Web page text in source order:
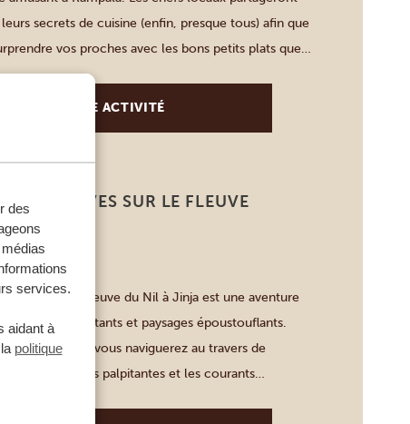
des
services.
aidant à
politique
secrets de cuisine (enfin, presque tous) afin que
vos proches avec les bons petits plats que
à cuisiner ! Lors de ce cours de cuisine, vous […]
VOIR CETTE ACTIVITÉ
EAUX VIVES SUR LE FLEUVE
vives sur le fleuve du Nil à Jinja est une aventure
rapides palpitants et paysages époustouflants.
expérimentés, vous naviguerez au travers de
les descentes palpitantes et les courants